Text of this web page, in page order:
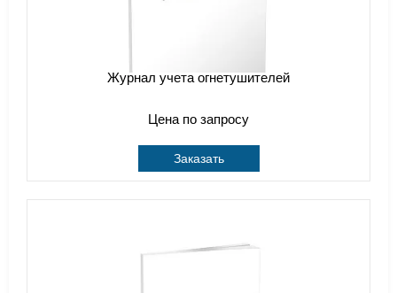
Журнал учета огнетушителей
Цена по запросу
Заказать